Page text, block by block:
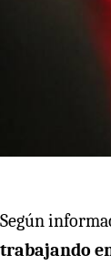
Según
trabajando